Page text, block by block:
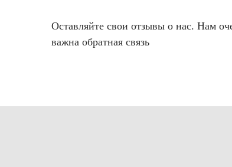
Оставляйте свои отзывы о нас. Нам
важна обратная связь